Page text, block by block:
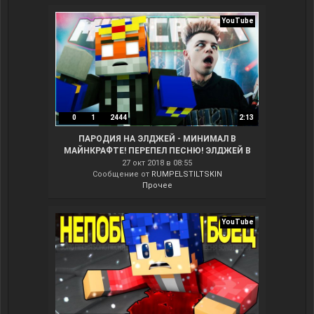
YouTube
0 1 2444 2:13
ПАРОДИЯ НА ЭЛДЖЕЙ - МИНИМАЛ В
МАЙНКРАФТЕ! ПЕРЕПЕЛ ПЕСНЮ! ЭЛДЖЕЙ В
МАЙНКРАФТЕ
27 окт 2018 в 08:55
Сообщение от RUMPELSTILTSKIN
Прочее
YouTube